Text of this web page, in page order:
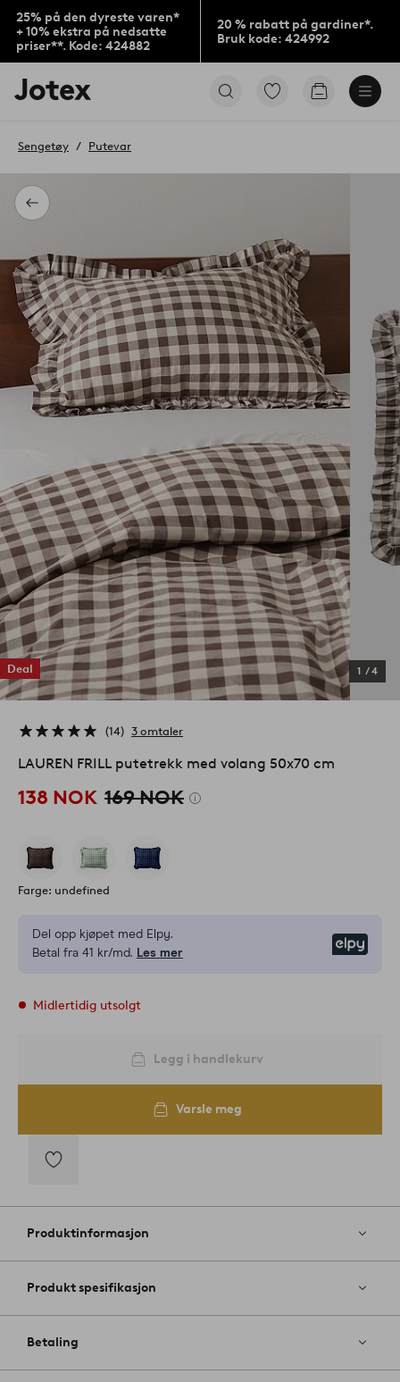
25% på den dyreste varen*
+ 10% ekstra på nedsatte
priser**. Kode: 424882
20 % rabatt på gardiner*.
Bruk kode: 424992
Jotex’
logo
til
Gå
Gå
Tilbake
Sengetøy Putevar
Deal 1 /4
14 3 omtaler
LAUREN FRILL putetrekk med volang 50x70 cm
138 NOK 169 NOK
Farge: undefined
Del opp kjøpet med Elpy.
Betal fra 41 kr/md. Les mer
Midlertidig utsolgt
Legg i handlekurv
Varsle meg
til
favoritter
Produktinformasjon
Produkt spesifikasjon
Betaling